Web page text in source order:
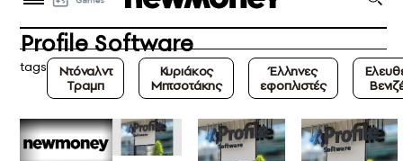
Profile Software
tags
Ντόναλντ
Τραμπ
Κυριάκος
Μητσοτάκης
Έλληνες
εφοπλιστές